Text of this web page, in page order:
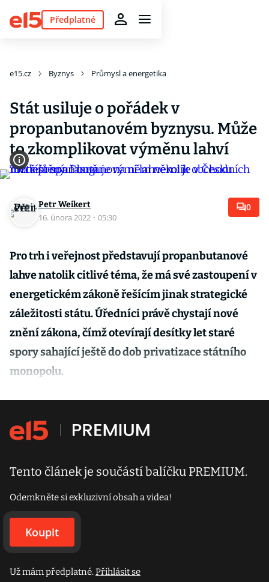
Předplatné
e15.cz Byznys Průmysl a energetika
Stát usiluje o pořádek v
propanbutanovém byznysu. Může
to zkomplikovat výměnu lahví
Petr Weikert
16. února 2022 · 05:30
0
Pro trh i veřejnost představují propanbutanové
lahve natolik citlivé téma, že má své zastoupení v
energetickém zákoně řešícím jinak strategické
záležitosti státu. Úředníci právě chystají nové
znění zákona, čímž otevírají desítky let staré
spory sahající ještě do dob privatizace státního
monopolu.
Tento článek je součástí balíčku PREMIUM.
Odemkněte si exkluzivní obsah a videa!
Koupit
Už mám předplatné.Přihlásit se